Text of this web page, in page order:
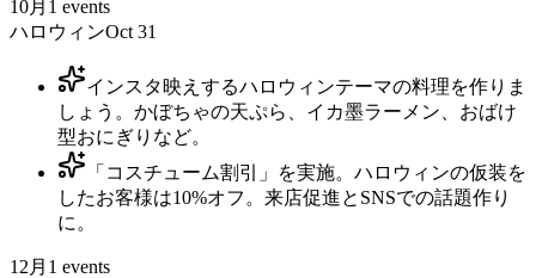
10月 1 events
ハロウィンOct 31
インスタ映えするハロウィンテーマの料理を作りま
しょう。かぼちゃの天ぷら、イカ墨ラーメン、おばけ
型おにぎりなど。
「コスチューム割引」を実施。ハロウィンの仮装を
したお客様は10%オフ。来店促進とSNSでの話題作り
に。
12月 1 events